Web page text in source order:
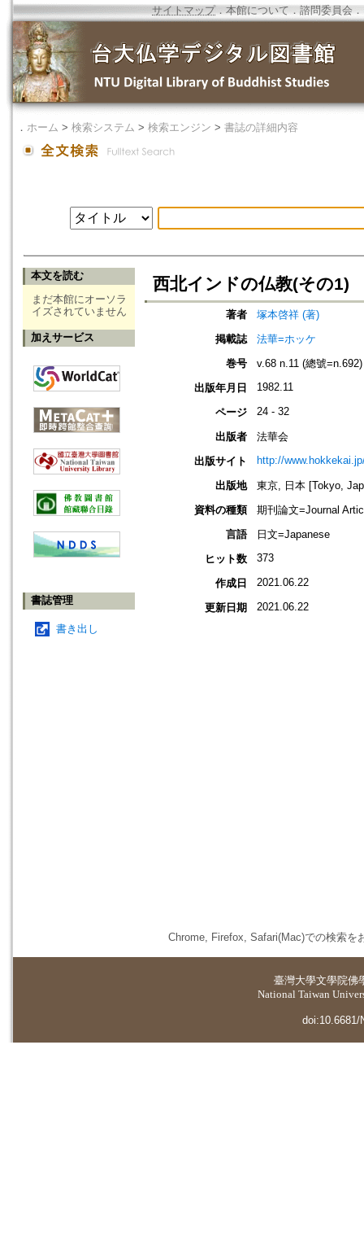
サイトマップ．本館について ． 諮問委員会 ．
． ホーム > 検索システム > 検索エンジン > 書誌の詳細内容
本文を読む
まだ本館にオーソラ
イズされていません
加えサービス
書誌管理
書き出し
西北インドの仏教(その1)
著者
塚本啓祥 (著)
掲載誌
法華=ホッケ
巻号
v.68 n.11 (總號=n.692)
出版年月日
1982.11
ページ 24 - 32
出版者
法華会
出版サイト
http://
出版地
東京, 日本 [Tokyo,
資料の種類
期刊論文=Journal
言語
日文=Japanese
ヒット数
373
作成日 2021.06.22
更新日期 2021.06.22
Chrome, Firefox, Safari(Mac)での検索を
臺灣大學文學院佛
National Taiwan
doi:10.6681/